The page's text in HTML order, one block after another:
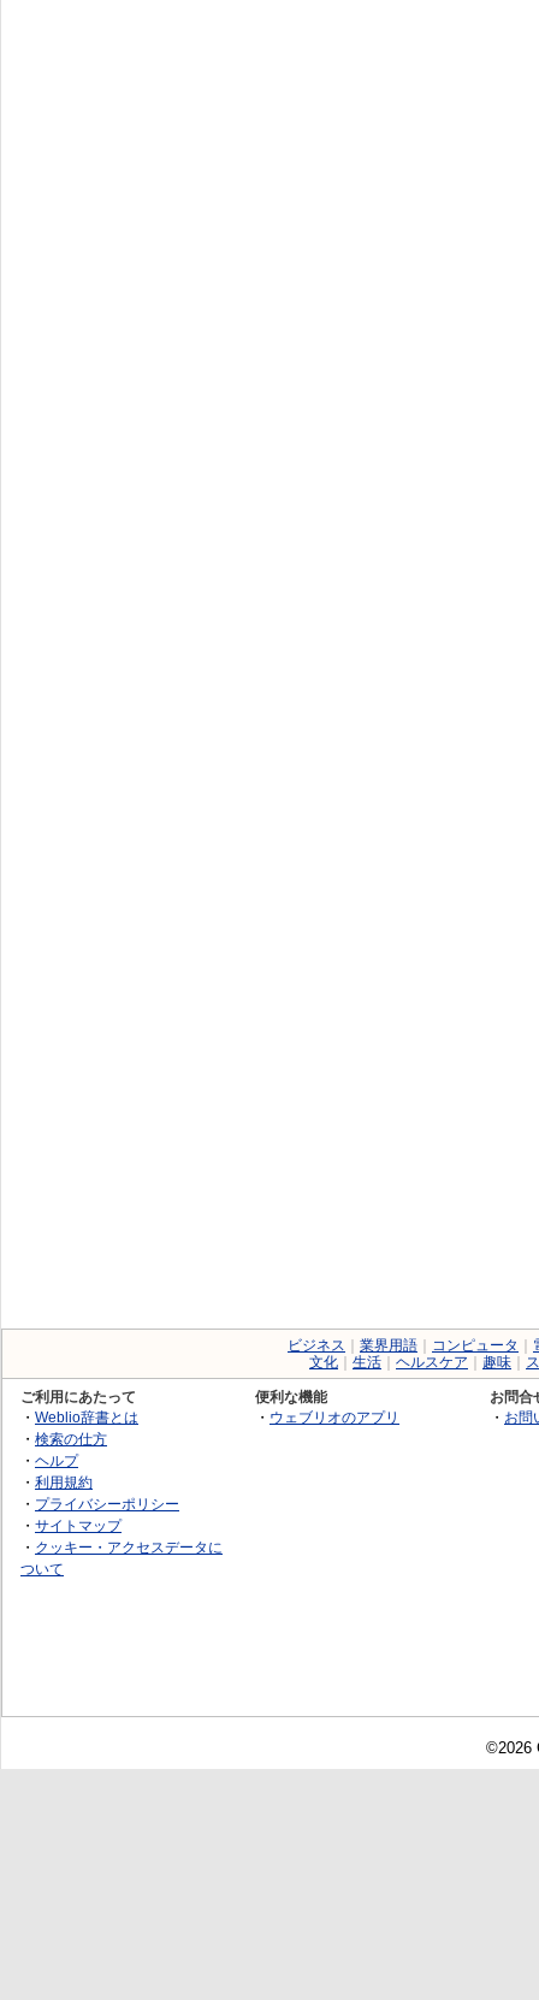
ビジネス 業界用語 コンピュータ
文化
生活 ヘルスケア 趣味
ご利用にあたって
・ Weblio辞書とは
・ 検索の仕方
・ ヘルプ
・ 利用規約
・ プライバシーポリシー
・ サイトマップ
・ クッキー・アクセスデータに
ついて
便利な機能
・ ウェブリオのアプリ
お問合
・ お問
©2026